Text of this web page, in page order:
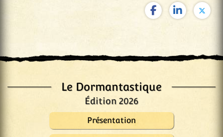
Le Dormantastique
Édition 2026
Présentation